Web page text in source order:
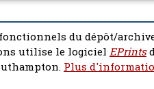
du dépôt/
utilise le logiciel EPrints
Plus